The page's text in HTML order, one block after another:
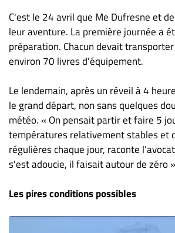
TROUVEZ-
NOUS
Nous
À
propos
Infolettre
S’abonner
FAQ
confidentialité
C'est le 24 avril que Me Dufresne et
leur aventure. La première journée a
préparation. Chacun devait
environ 70 livres d'équipement.
Le lendemain, après un réveil à 4
le grand départ, non sans quelques
météo. « On pensait partir et faire 5
températures relativement stables et
régulières chaque jour, raconte
s'est adoucie, il faisait autour de zéro
Les pires conditions possibles